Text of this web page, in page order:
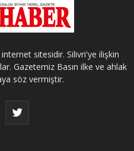
sitesidir. Silivri'ye ilişkin
Gazetemiz Basın ilke ve ahlak
söz vermiştir.